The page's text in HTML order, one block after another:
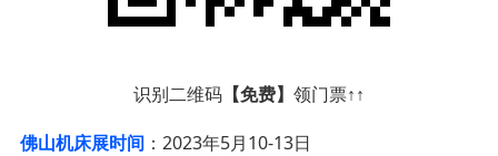
识别二维码 【免费】 领门票↑↑
佛山机床展时间：2023年5月10-13日